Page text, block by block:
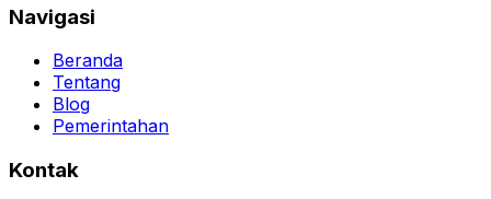
Navigasi
Beranda
Tentang
Blog
Pemerintahan
Kontak